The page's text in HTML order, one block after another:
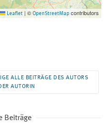
Leaflet © OpenStreetMap contributors
ALLE BEITRÄGE DES AUTORS
AUTORIN
Beiträge